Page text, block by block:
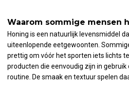
Waarom sommige mensen
Honing is een natuurlijk levensmiddel
uiteenlopende eetgewoonten.
prettig om vóór het sporten iets lichts
producten die eenvoudig zijn in gebruik
routine. De smaak en textuur spelen